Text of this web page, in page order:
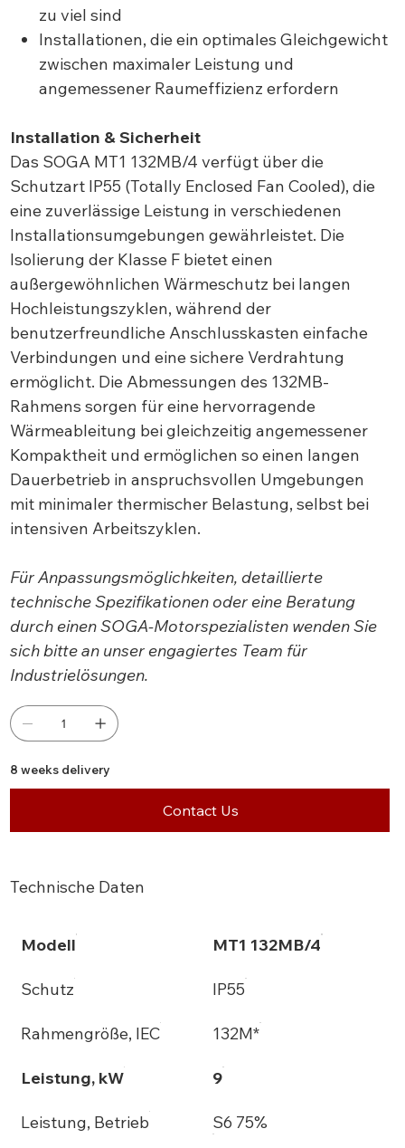
zu viel sind
Installationen, die ein optimales Gleichgewicht
zwischen maximaler Leistung und
angemessener Raumeffizienz erfordern
Installation & Sicherheit
Das SOGA MT1 132MB/4 verfügt über die
Schutzart IP55 (Totally Enclosed Fan Cooled), die
eine zuverlässige Leistung in verschiedenen
Installationsumgebungen gewährleistet. Die
Isolierung der Klasse F bietet einen
außergewöhnlichen Wärmeschutz bei langen
Hochleistungszyklen, während der
benutzerfreundliche Anschlusskasten einfache
Verbindungen und eine sichere Verdrahtung
ermöglicht. Die Abmessungen des 132MB-
Rahmens sorgen für eine hervorragende
Wärmeableitung bei gleichzeitig angemessener
Kompaktheit und ermöglichen so einen langen
Dauerbetrieb in anspruchsvollen Umgebungen
mit minimaler thermischer Belastung, selbst bei
intensiven Arbeitszyklen.
Für Anpassungsmöglichkeiten, detaillierte
technische Spezifikationen oder eine Beratung
durch einen SOGA-Motorspezialisten wenden Sie
sich bitte an unser engagiertes Team für
Industrielösungen.
8 weeks delivery
Contact Us
Technische Daten
Modell MT1 132MB/4
Schutz IP55
Rahmengröße, IEC 132M*
Leistung, kW 9
Leistung, Betrieb S6 75%